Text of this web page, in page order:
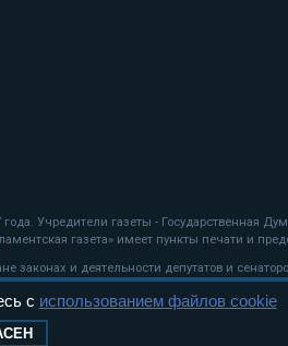
Учредители газеты - Государственная
газета» имеет пункты печати и
и деятельности депутатов и
с использованием файлов cookie